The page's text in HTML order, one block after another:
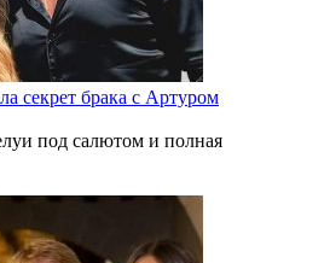
секрет брака с Артуром
под салютом и полная